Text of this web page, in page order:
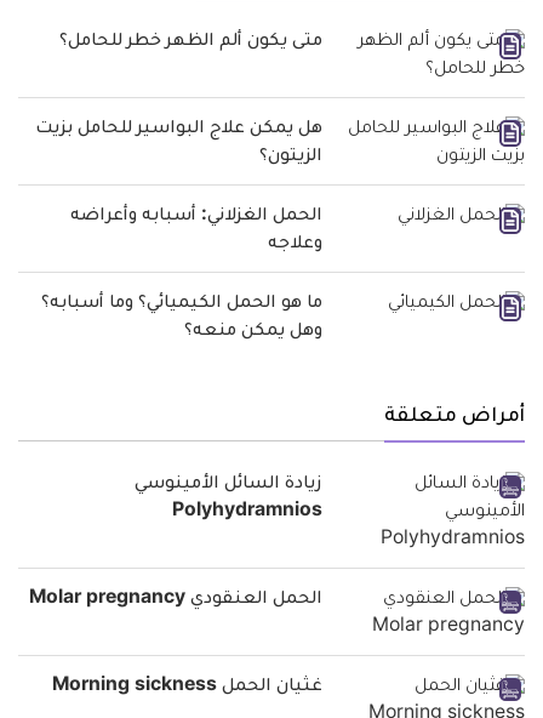
متى يكون ألم الظهر خطر للحامل؟
هل يمكن علاج البواسير للحامل بزيت
الزيتون؟
الحمل الغزلاني: أسبابه وأعراضه
وعلاجه
ما هو الحمل الكيميائي؟ وما أسبابه؟
وهل يمكن منعه؟
أمراض متعلقة
زيادة السائل الأمينوسي
Polyhydramnios
الحمل العنقودي Molar pregnancy
غثيان الحمل Morning sickness